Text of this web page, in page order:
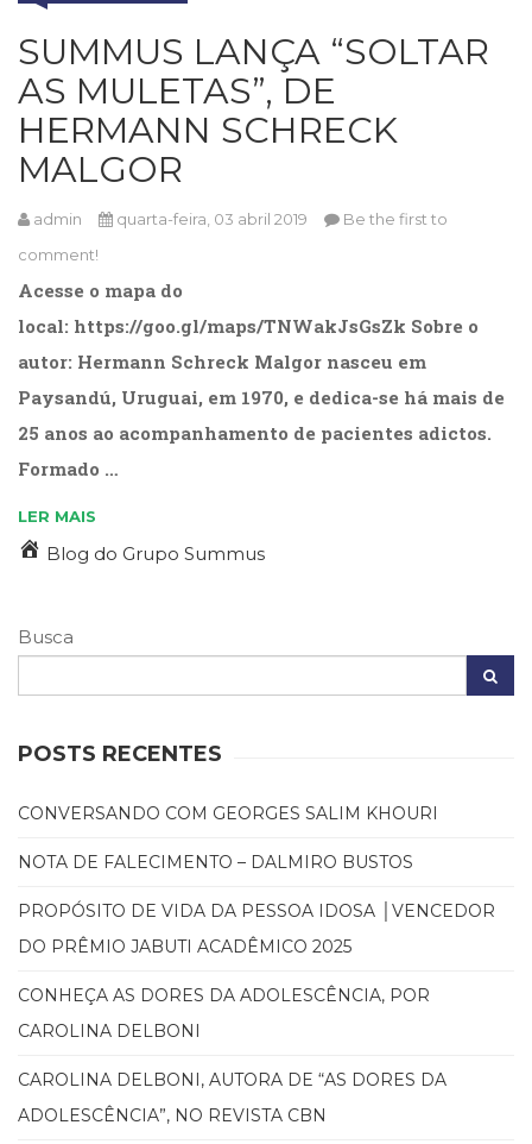
(23)
Comportamento
(418)
Comunicação
(232)
Corpo
Movimento
(226)
Crescimento
(222)
Criatividade
(14)
Alimentação
(14)
Negócios
(31)
Especial
Fonoaudiologia
Gestalt-
(93)
(57)
LGBTQIA+
Literatura
Erótica
Literatura,
Ensaios
SUMMUS LANÇA “SOLTAR
AS MULETAS”, DE
HERMANN SCHRECK
MALGOR
admin quarta-feira, 03 abril 2019
Be the first to
comment!
Acesse o mapa do
local: https://goo.gl/maps/TNWakJsGsZk Sobre o
autor: Hermann Schreck Malgor nasceu em
Paysandú, Uruguai, em 1970, e dedica-se há mais de
25 anos ao acompanhamento de pacientes adictos.
Formado …
LER MAIS
Blog do Grupo Summus
Busca
POSTS RECENTES
CONVERSANDO COM GEORGES SALIM KHOURI
NOTA DE FALECIMENTO – DALMIRO BUSTOS
PROPÓSITO DE VIDA DA PESSOA IDOSA │VENCEDOR
DO PRÊMIO JABUTI ACADÊMICO 2025
CONHEÇA AS DORES DA ADOLESCÊNCIA, POR
CAROLINA DELBONI
CAROLINA DELBONI, AUTORA DE “AS DORES DA
ADOLESCÊNCIA”, NO REVISTA CBN